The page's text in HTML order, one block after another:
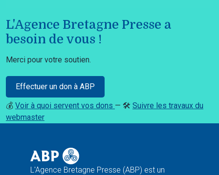
L'Agence Bretagne Presse a
besoin de vous !
Merci pour votre soutien.
Effectuer un don à ABP
💰 Voir à quoi servent vos dons — 🛠️ Suivre les travaux du
webmaster
L'Agence Bretagne Presse (ABP) est un